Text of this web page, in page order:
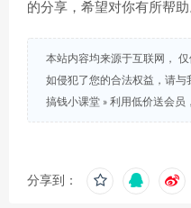
的分享，希望对你有所帮助
本站内容均来源于互联网，
如侵犯了您的合法权益，请与
搞钱小课堂 » 利用低价送会员
分享到：